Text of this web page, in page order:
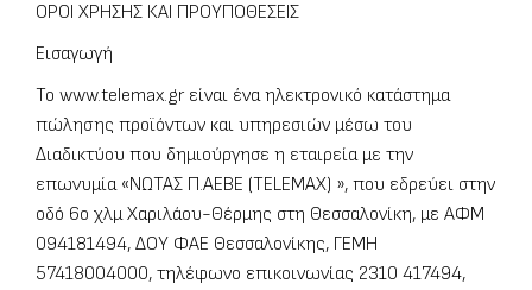
ΟΡΟΙ ΧΡΗΣΗΣ ΚΑΙ ΠΡΟΥΠΟΘΕΣΕΙΣ
Εισαγωγή
Το www.telemax.gr είναι ένα ηλεκτρονικό κατάστημα
πώλησης προϊόντων και υπηρεσιών μέσω του
Διαδικτύου που δημιούργησε η εταιρεία με την
επωνυμία «ΝΩΤΑΣ Π.ΑΕΒΕ (TELEMAX) », που εδρεύει στην
οδό 6o χλμ Χαριλάου-Θέρμης στη Θεσσαλονίκη, με ΑΦΜ
094181494, ΔΟΥ ΦΑΕ Θεσσαλονίκης, ΓΕΜΗ
57418004000, τηλέφωνο επικοινωνίας 2310 417494,